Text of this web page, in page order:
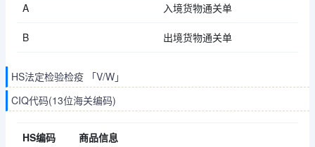
A 入境货物通关单
B 出境货物通关单
HS法定检验检疫 「V/W」
CIQ代码(13位海关编码)
HS编码 商品信息